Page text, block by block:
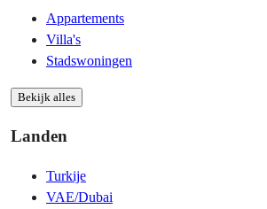
Appartements
Villa's
Stadswoningen
Bekijk alles
Landen
Turkije
VAE/Dubai